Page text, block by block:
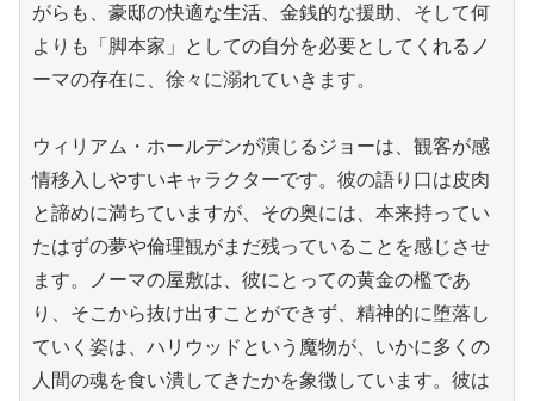
がらも、豪邸の快適な生活、金銭的な援助、そして何
よりも「脚本家」としての自分を必要としてくれるノ
ーマの存在に、徐々に溺れていきます。
ウィリアム・ホールデンが演じるジョーは、観客が感
情移入しやすいキャラクターです。彼の語り口は皮肉
と諦めに満ちていますが、その奥には、本来持ってい
たはずの夢や倫理観がまだ残っていることを感じさせ
ます。ノーマの屋敷は、彼にとっての黄金の檻であ
り、そこから抜け出すことができず、精神的に堕落し
ていく姿は、ハリウッドという魔物が、いかに多くの
人間の魂を食い潰してきたかを象徴しています。彼は